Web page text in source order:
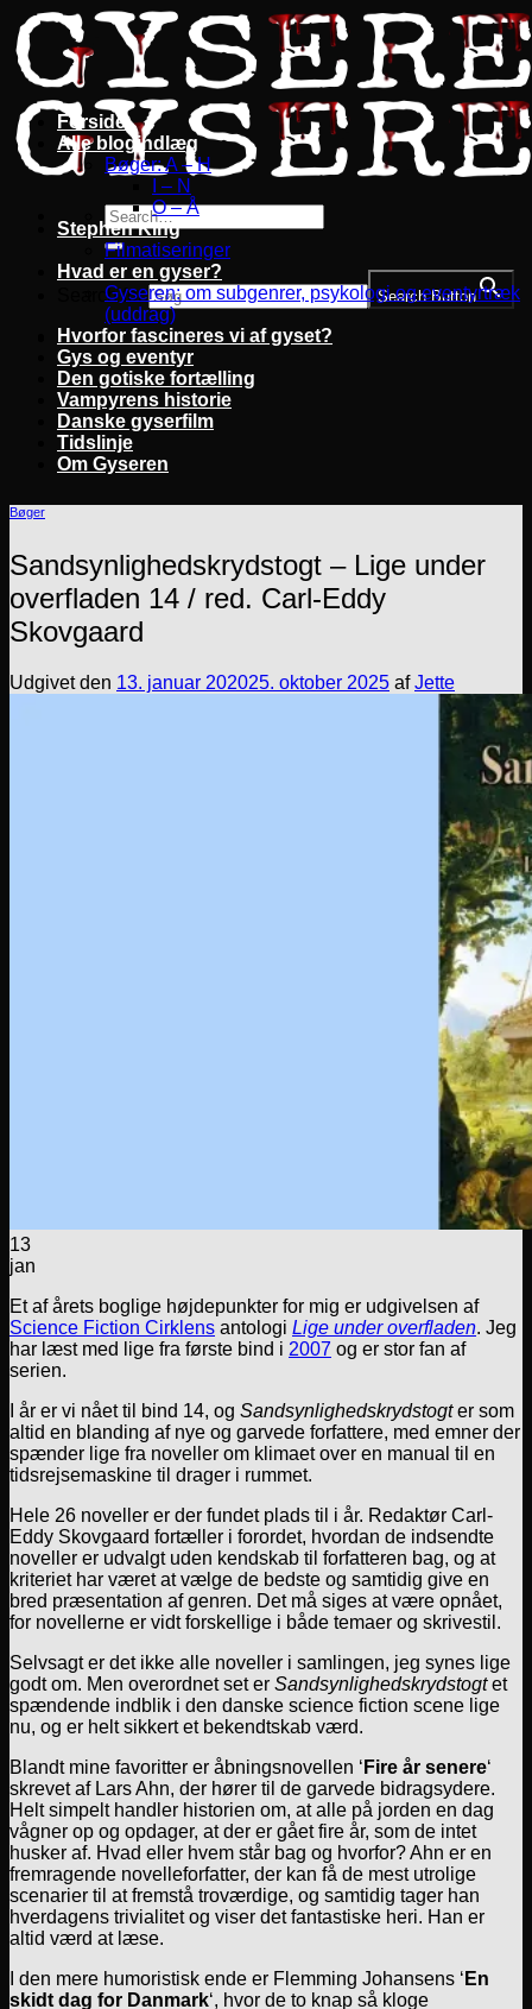
Fortsæt
til
indhold
Search for: Search Button
Forside
Alle blogindlæg
Bøger: A – H
I – N
O – Å
Stephen King
Filmatiseringer
Hvad er en gyser?
Gyseren: om subgenrer, psykologi og eventyrtræk
(uddrag)
Hvorfor fascineres vi af gyset?
Gys og eventyr
Den gotiske fortælling
Vampyrens historie
Danske gyserfilm
Tidslinje
Om Gyseren
Bøger
Sandsynlighedskrydstogt – Lige under
overfladen 14 / red. Carl-Eddy
Skovgaard
Udgivet den 13. januar 202025. oktober 2025 afJette
13
jan
Et af årets boglige højdepunkter for mig er udgivelsen af
Science Fiction Cirklens antologi Lige under overfladen. Jeg
har læst med lige fra første bind i 2007 og er stor fan af
serien.
I år er vi nået til bind 14, og Sandsynlighedskrydstogter som
altid en blanding af nye og garvede forfattere, med emner der
spænder lige fra noveller om klimaet over en manual til en
tidsrejsemaskine til drager i rummet.
Hele 26 noveller er der fundet plads til i år. Redaktør Carl-
Eddy Skovgaard fortæller i forordet, hvordan de indsendte
noveller er udvalgt uden kendskab til forfatteren bag, og at
kriteriet har været at vælge de bedste og samtidig give en
bred præsentation af genren. Det må siges at være opnået,
for novellerne er vidt forskellige i både temaer og skrivestil.
Selvsagt er det ikke alle noveller i samlingen, jeg synes lige
godt om. Men overordnet set er Sandsynlighedskrydstogtet
spændende indblik i den danske science fiction scene lige
nu, og er helt sikkert et bekendtskab værd.
Blandt mine favoritter er åbningsnovellen ‘ Fire år senere‘
skrevet af Lars Ahn, der hører til de garvede bidragsydere.
Helt simpelt handler historien om, at alle på jorden en dag
vågner op og opdager, at der er gået fire år, som de intet
husker af. Hvad eller hvem står bag og hvorfor? Ahn er en
fremragende novelleforfatter, der kan få de mest utrolige
scenarier til at fremstå troværdige, og samtidig tager han
hverdagens trivialitet og viser det fantastiske heri. Han er
altid værd at læse.
I den mere humoristisk ende er Flemming Johansens ‘ En
skidt dag for Danmark‘, hvor de to knap så kloge